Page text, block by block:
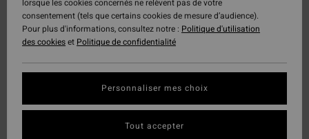
lorsque les cookies concernés ne relèvent pas de votre
consentement (tels que certains cookies de mesure d’audience).
Pour plus d'informations, consultez notre : Politique d'utilisation
des cookieset Politique de confidentialité
Personnaliser mes choix
Tout accepter